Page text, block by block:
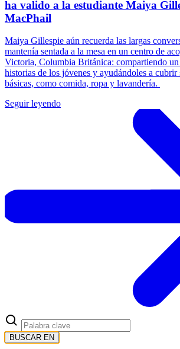
ha valido a la estudiante Maiya
MacPhail
Maiya Gillespie aún recuerda las largas
mantenía sentada a la mesa en un centro de
Victoria, Columbia Británica: compartiendo un
historias de los jóvenes y ayudándoles a cubrir
básicas, como comida, ropa y lavandería.
Seguir leyendo
BUSCAR EN